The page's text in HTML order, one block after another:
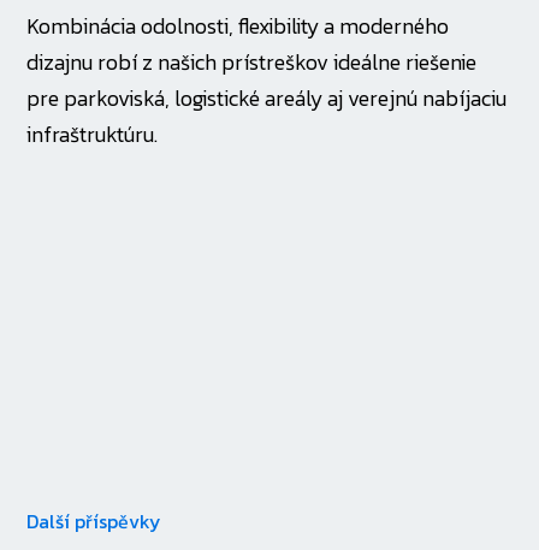
Kombinácia odolnosti, flexibility a moderného
dizajnu robí z našich prístreškov ideálne riešenie
pre parkoviská, logistické areály aj verejnú nabíjaciu
infraštruktúru.
Další příspěvky